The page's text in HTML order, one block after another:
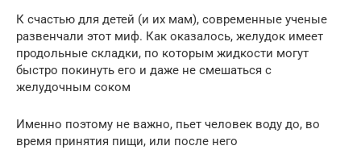
К счастью для детей (и их мам), современные ученые
развенчали этот миф. Как оказалось, желудок имеет
продольные складки, по которым жидкости могут
быстро покинуть его и даже не смешаться с
желудочным соком
Именно поэтому не важно, пьет человек воду до, во
время принятия пищи, или после него